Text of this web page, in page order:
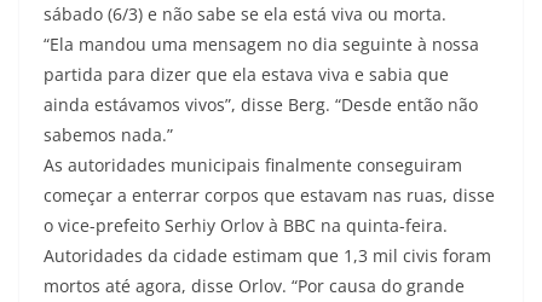
sábado (6/3) e não sabe se ela está viva ou morta.
“Ela mandou uma mensagem no dia seguinte à nossa
partida para dizer que ela estava viva e sabia que
ainda estávamos vivos”, disse Berg. “Desde então não
sabemos nada.”
As autoridades municipais finalmente conseguiram
começar a enterrar corpos que estavam nas ruas, disse
o vice-prefeito Serhiy Orlov à BBC na quinta-feira.
Autoridades da cidade estimam que 1,3 mil civis foram
mortos até agora, disse Orlov. “Por causa do grande